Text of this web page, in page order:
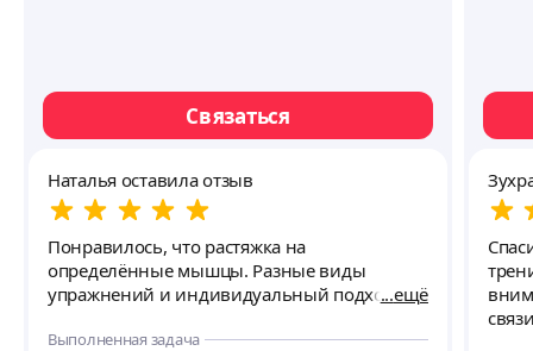
Связаться
Наталья оставила отзыв
Понравилось, что растяжка на
определённые мышцы. Разные виды
упражнений и индивидуальный подход.ещё
Выполненная задача